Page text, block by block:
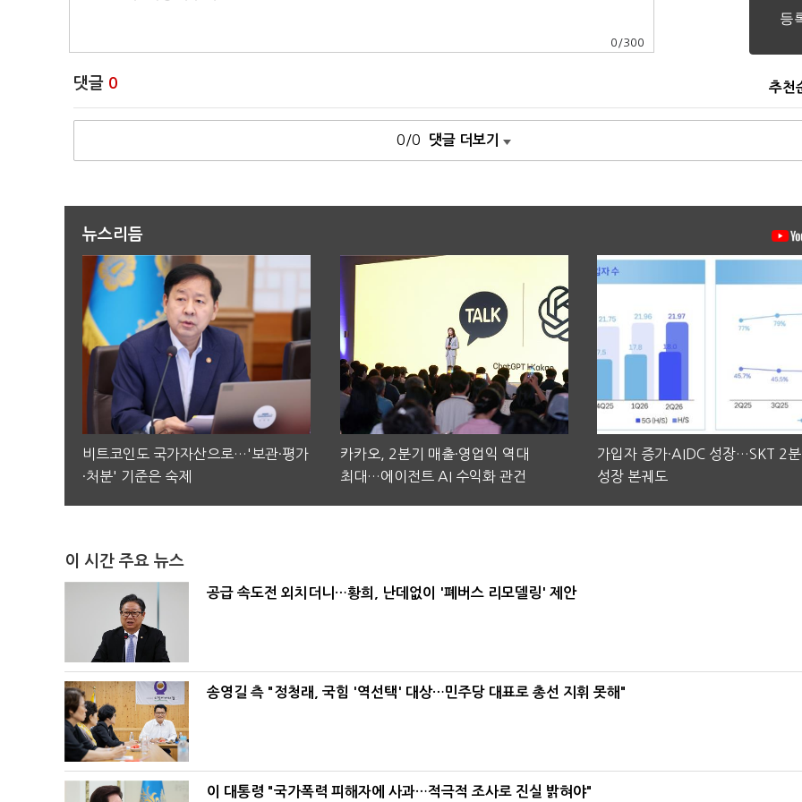
0 /300
댓글 0 추천
0/0 댓글 더보기
뉴스리듬
비트코인도 국가자산으로…'보관·평가
·처분' 기준은 숙제
카카오, 2분기 매출·영업익 역대
최대…에이전트 AI 수익화 관건
가입자 증가·AIDC 성장…SKT 2
성장 본궤도
이 시간 주요 뉴스
공급 속도전 외치더니…황희, 난데없이 '폐버스 리모델링' 제안
송영길 측 "정청래, 국힘 '역선택' 대상…민주당 대표로 총선 지휘 못해"
이 대통령 "국가폭력 피해자에 사과…적극적 조사로 진실 밝혀야"